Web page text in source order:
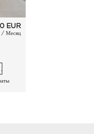
EUR
/ Месяц